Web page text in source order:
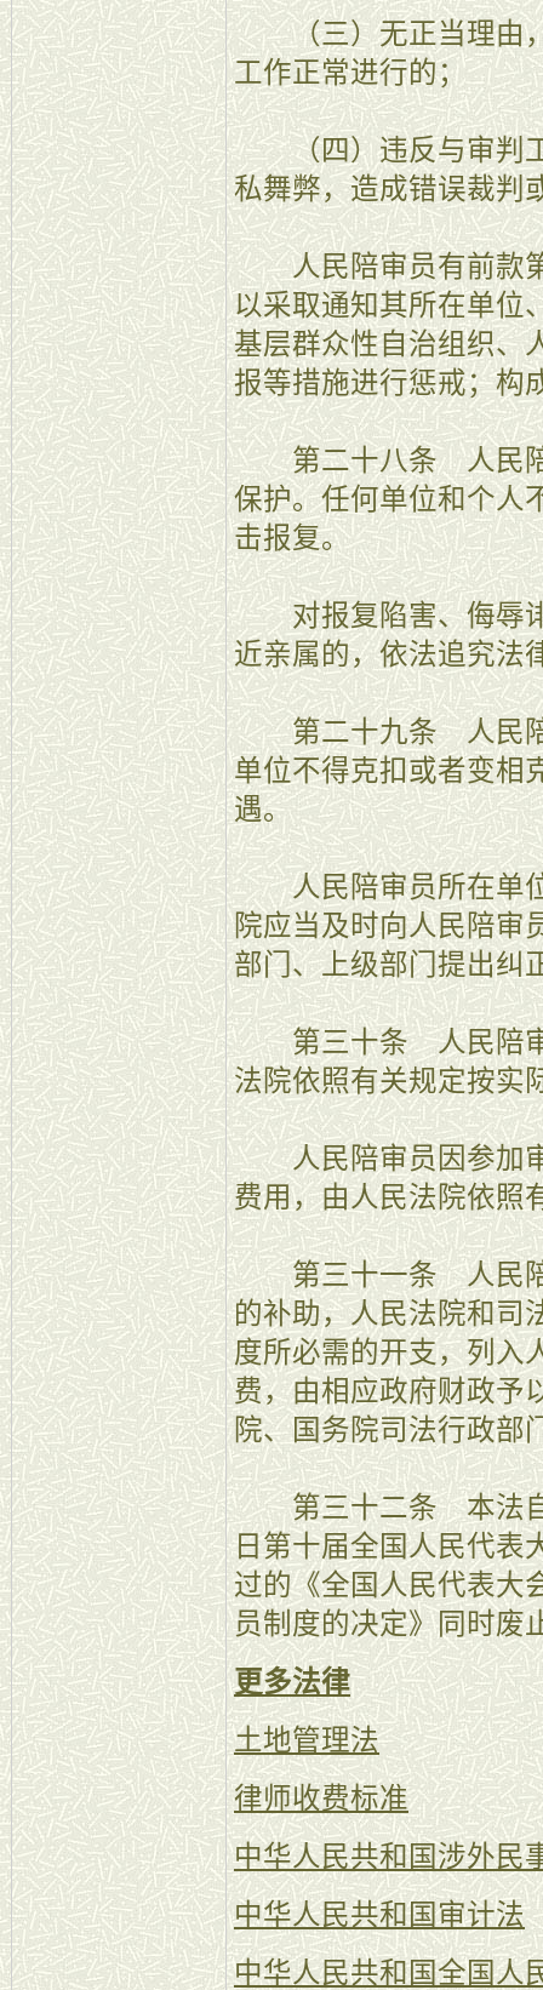
（三）无正当理由，
工作正常进行的；
（四）违反与审判工
私舞弊，造成错误裁判
人民陪审员有前款第
以采取通知其所在单位
基层群众性自治组织、
报等措施进行惩戒；构
第二十八条 人民陪
保护。任何单位和个人
击报复。
对报复陷害、侮辱诽
近亲属的，依法追究法
第二十九条 人民陪
单位不得克扣或者变相
遇。
人民陪审员所在单位
院应当及时向人民陪审
部门、上级部门提出纠
第三十条 人民陪审
法院依照有关规定按实
人民陪审员因参加审
费用，由人民法院依照
第三十一条 人民陪
的补助，人民法院和司
度所必需的开支，列入
费，由相应政府财政予
院、国务院司法行政部
第三十二条 本法自
日第十届全国人民代表
过的《全国人民代表大
员制度的决定》同时废
更多法律
土地管理法
律师收费标准
中华人民共和国涉外民
中华人民共和国审计法
中华人民共和国全国人